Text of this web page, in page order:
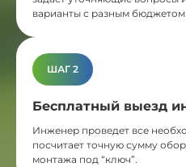
варианты с разным бюджетом
ШАГ 2
Бесплатный выезд
Инженер проведет все
посчитает точную сумму
монтажа под “ключ”.